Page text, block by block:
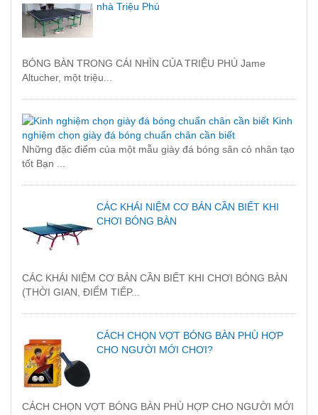
nhà Triệu Phú
BÓNG BÀN TRONG CÁI NHÌN CỦA TRIỆU PHÚ Jame
Altucher, một triệu...
Kinh
nghiệm chọn giày đá bóng chuẩn chân cần biết
Những đặc điểm của một mẫu giày đá bóng sân cỏ nhân tạo
tốt Bạn ...
CÁC KHÁI NIỆM CƠ BẢN CẦN BIẾT KHI
CHƠI BÓNG BÀN
CÁC KHÁI NIỆM CƠ BẢN CẦN BIẾT KHI CHƠI BÓNG BÀN
(THỜI GIAN, ĐIỂM TIẾP...
CÁCH CHỌN VỢT BÓNG BÀN PHÙ HỢP
CHO NGƯỜI MỚI CHƠI?
CÁCH CHỌN VỢT BÓNG BÀN PHÙ HỢP CHO NGƯỜI MỚI